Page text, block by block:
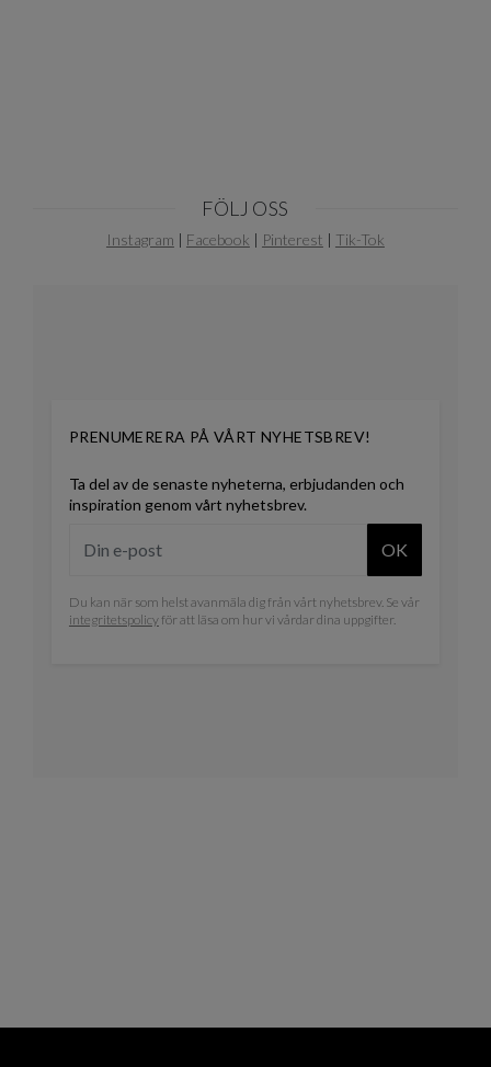
FÖLJ OSS
Instagram | Facebook | Pinterest | Tik-Tok
PRENUMERERA PÅ VÅRT NYHETSBREV!
Ta del av de senaste nyheterna, erbjudanden och
inspiration genom vårt nyhetsbrev.
OK
Du kan när som helst avanmäla dig från vårt nyhetsbrev. Se vår
integritetspolicyför att läsa om hur vi vårdar dina uppgifter.